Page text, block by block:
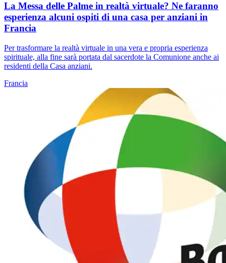
La Messa delle Palme in realtà virtuale? Ne faranno
esperienza alcuni ospiti di una casa per anziani in
Francia
Per trasformare la realtà virtuale in una vera e propria esperienza
spirituale, alla fine sarà portata dal sacerdote la Comunione anche ai
residenti della Casa anziani.
Francia